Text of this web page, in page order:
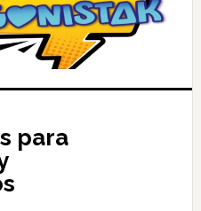
para